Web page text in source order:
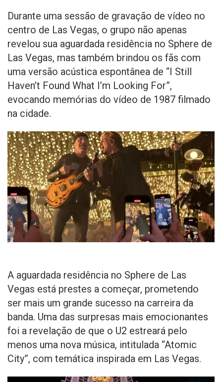
Durante uma sessão de gravação de vídeo no
centro de Las Vegas, o grupo não apenas
revelou sua aguardada residência no Sphere de
Las Vegas, mas também brindou os fãs com
uma versão acústica espontânea de “I Still
Haven’t Found What I’m Looking For”,
evocando memórias do vídeo de 1987 filmado
na cidade.
A aguardada residência no Sphere de Las
Vegas está prestes a começar, prometendo
ser mais um grande sucesso na carreira da
banda. Uma das surpresas mais emocionantes
foi a revelação de que o U2 estreará pelo
menos uma nova música, intitulada “Atomic
City”, com temática inspirada em Las Vegas.